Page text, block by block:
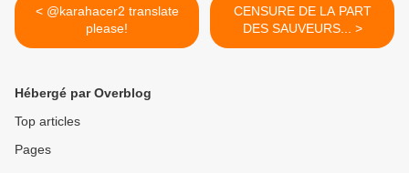
< @karahacer2 translate
please!
CENSURE DE LA PART
DES SAUVEURS... >
Hébergé par Overblog
Top articles
Pages